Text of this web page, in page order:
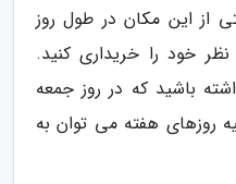
از این مکان در طول روز
خود را خریداری کنید.
باشید که در روز جمعه
روزهای هفته می توان به